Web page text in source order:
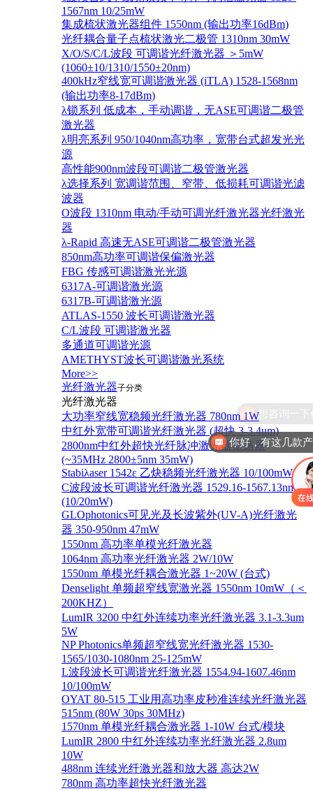
1567nm 10/25mW
集成梳状激光器组件 1550nm (输出功率16dBm)
光纤耦合量子点梳状激光二极管 1310nm 30mW
X/O/S/C/L波段 可调谐光纤激光器 ＞5mW
(1060±10/1310/1550±20nm)
400kHz窄线宽可调谐激光器 (iTLA) 1528-1568nm
(输出功率8-17dBm)
λ锁系列 低成本，手动调谐，无ASE可调谐二极管
激光器
λ明亮系列 950/1040nm高功率，宽带台式超发光光
源
高性能900nm波段可调谐二极管激光器
λ选择系列 宽调谐范围、窄带、低损耗可调谐光滤
波器
O波段 1310nm 电动/手动可调光纤激光器光纤激光
器
λ-Rapid 高速无ASE可调谐二极管激光器
850nm高功率可调谐保偏激光器
FBG 传感可调谐激光光源
6317A-可调谐激光源
6317B-可调谐激光源
ATLAS-1550 波长可调谐激光器
C/L波段 可调谐激光器
多通道可调谐光源
AMETHYST波长可调谐激光系统
More>>
光纤激光器子分类
光纤激光器
大功率窄线宽稳频光纤激光器 780nm 1W
中红外宽带可调谐光纤激光器 (超快 3-3.4um)
2800nm中红外超快光纤脉冲激光器振荡器
(~35MHz 2800±5nm 35mW)
Stabiλaser 1542ε 乙炔稳频光纤激光器 10/100mW
C波段波长可调谐光纤激光器 1529.16-1567.13nm
(10/20mW)
GLOphotonics可见光及长波紫外(UV-A)光纤激光
器 350-950nm 47mW
1550nm 高功率单模光纤激光器
1064nm 高功率光纤激光器 2W/10W
1550nm 单模光纤耦合激光器 1~20W (台式)
Denselight 单频超窄线宽激光器 1550nm 10mW（＜
200KHZ）
LumIR 3200 中红外连续功率光纤激光器 3.1-3.3um
5W
NP Photonics单频超窄线宽光纤激光器 1530-
1565/1030-1080nm 25-125mW
L波段波长可调谐光纤激光器 1554.94-1607.46nm
10/100mW
OYAT 80-515 工业用高功率皮秒准连续光纤激光器
515nm (80W 30ps 30MHz)
1570nm 单模光纤耦合激光器 1-10W 台式/模块
LumIR 2800 中红外连续功率光纤激光器 2.8um
10W
488nm 连续光纤激光器和放大器 高达2W
780nm 高功率超快光纤激光器
你好，有这几款